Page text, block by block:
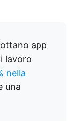
app
lavoro
nella
una